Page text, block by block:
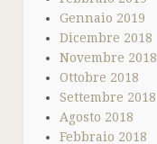
Gennaio 2019
Dicembre 2018
Novembre 2018
Ottobre 2018
Settembre 2018
Agosto 2018
Febbraio 2018